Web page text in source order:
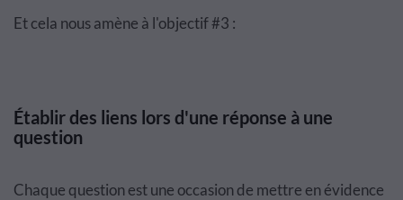
Et cela nous amène à l'objectif #3 :
Établir des liens lors d'une réponse à une
question
Chaque question est une occasion de mettre en évidence